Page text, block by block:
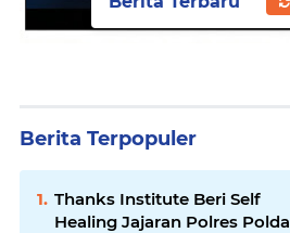
Berita Terpopuler
Thanks Institute Beri Self
Healing Jajaran Polres Polda